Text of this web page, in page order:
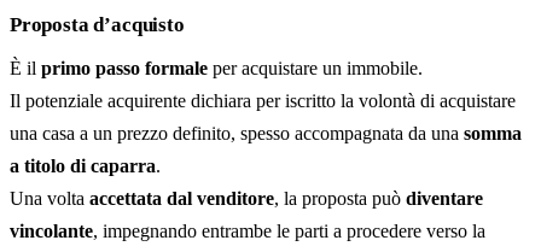
Proposta d’acquisto
È il primo passo formale per acquistare un immobile.
Il potenziale acquirente dichiara per iscritto la volontà di acquistare
una casa a un prezzo definito, spesso accompagnata da una somma
a titolo di caparra.
Una volta accettata dal venditore, la proposta può diventare
vincolante, impegnando entrambe le parti a procedere verso la